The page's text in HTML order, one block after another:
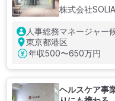
株式会社SOLIA
人事総務マネージャー
東京都港区
年収500〜650万円
ヘルスケア事